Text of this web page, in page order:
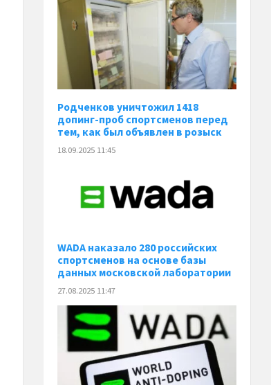
Родченков уничтожил 1418
допинг-проб спортсменов перед
тем, как был объявлен в розыск
18.09.2025 11:45
WADA наказало 280 российских
спортсменов на основе базы
данных московской лаборатории
27.08.2025 11:47